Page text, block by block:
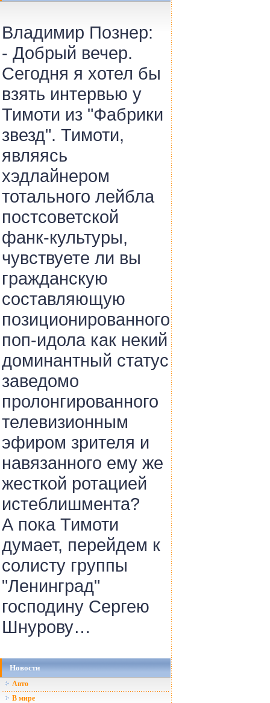
Владимир Познер:
- Добрый вечер.
Сегодня я хотел бы
взять интервью у
Тимоти из "Фабрики
звезд". Тимоти,
являясь
хэдлайнером
тотального лейбла
постсоветской
фанк-культуры,
чувствуете ли вы
гражданскую
составляющую
позиционированного
поп-идола как некий
доминантный статус
заведомо
пролонгированного
телевизионным
эфиром зрителя и
навязанного ему же
жесткой ротацией
истеблишмента?
А пока Тимоти
думает, перейдем к
солисту группы
"Ленинград"
господину Сергею
Шнурову…
Новости
Авто
В мире